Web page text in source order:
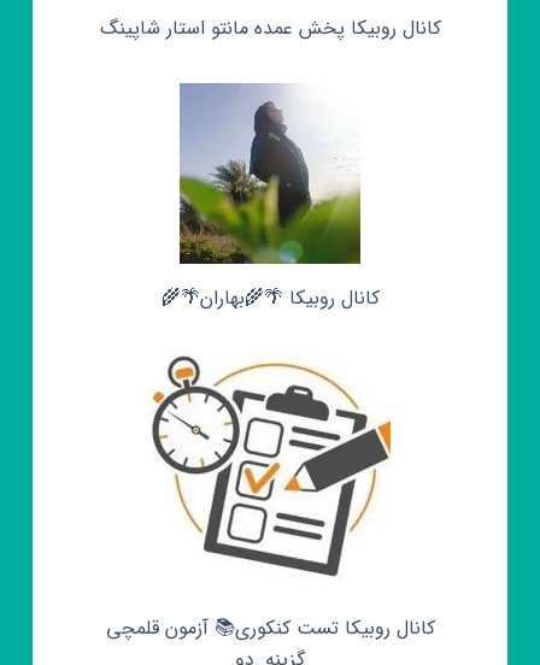
کانال روبیکا پخش عمده مانتو استار شاپینگ
کانال روبیکا 🌴🌾بهاران🌴🌾
کانال روبیکا تست کنکوری📚 آزمون قلمچی‌‌